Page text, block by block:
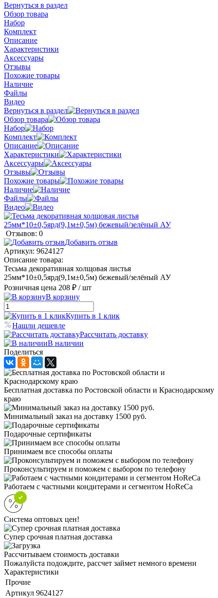
Вернуться в раздел
Обзор товара
Набор
Комплект
Описание
Характеристики
Аксессуары
Отзывы
Похожие товары
Наличие
Файлы
Видео
Вернуться в раздел
Обзор товара
Набор
Комплект
Описание
Характеристики
Аксессуары
Отзывы
Похожие товары
Наличие
Файлы
Видео
Отзывов: 0
Добавить отзыв
Артикул: 9624127
Описание товара:
Тесьма декоративная холщовая листья
25мм*10±0,5ярд(9,1м±0,5м) бежевый/зелёный АУ
Розничная цена 208 ₽ / шт
В корзину
Купить в 1 клик
Нашли дешевле
Рассчитать доставку
В наличии
Поделиться
Бесплатная доставка по Ростовской области и Краснодарскому
краю
Минимальный заказ на доставку 1500 руб.
Подарочные сертификаты
Принимаем все способы оплаты
Проконсультируем и поможем с выбором по телефону
Работаем с частными кондитерами и сегментом HoReCa
Система оптовых цен!
Супер срочная платная доставка
Рассчитываем стоимость доставки
Пожалуйста подождите, рассчет займет немного времени
Характеристики
Прочие
Артикул 9624127